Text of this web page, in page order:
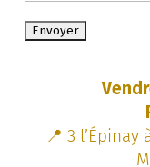
📍 3